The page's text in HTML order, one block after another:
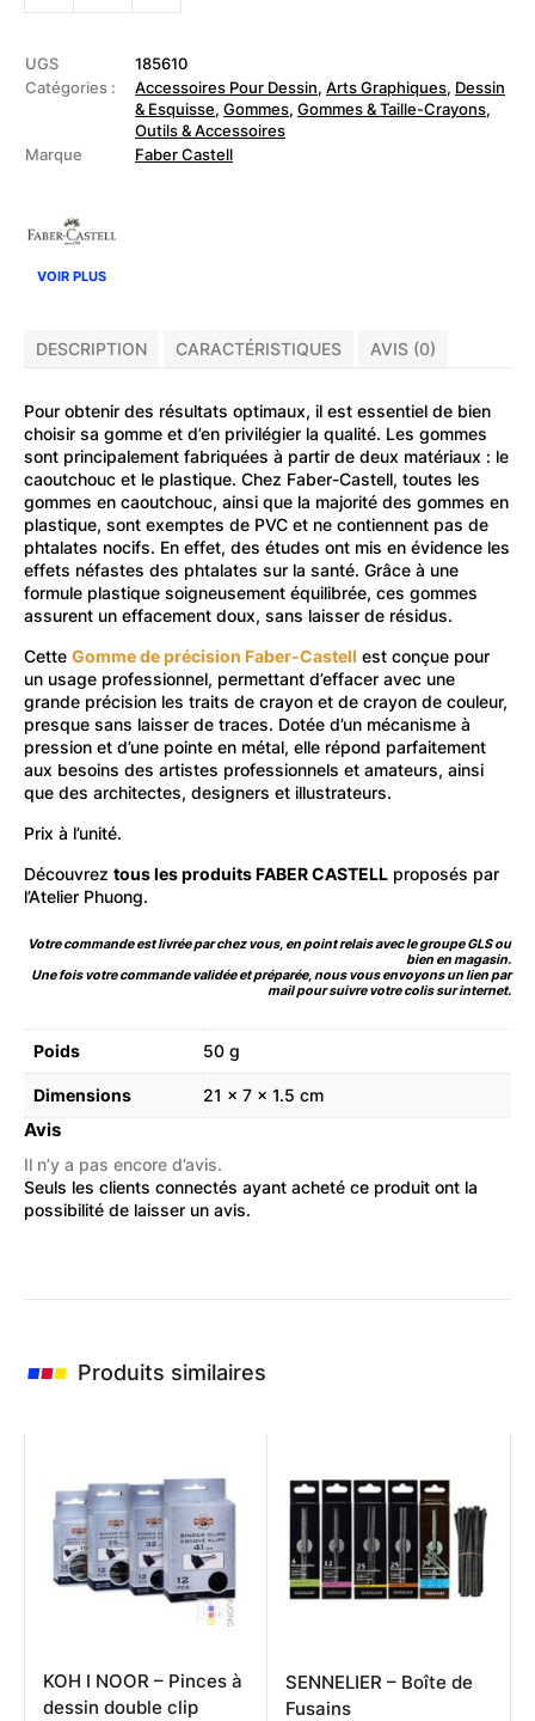
Gomme
de
précision
UGS
185610
Catégories :
Accessoires Pour Dessin, Arts Graphiques, Dessin
& Esquisse, Gommes, Gommes & Taille-Crayons,
Outils & Accessoires
Marque
Faber Castell
VOIR PLUS
DESCRIPTION CARACTÉRISTIQUES AVIS (0)
Pour obtenir des résultats optimaux, il est essentiel de bien
choisir sa gomme et d’en privilégier la qualité. Les gommes
sont principalement fabriquées à partir de deux matériaux : le
caoutchouc et le plastique. Chez Faber-Castell, toutes les
gommes en caoutchouc, ainsi que la majorité des gommes en
plastique, sont exemptes de PVC et ne contiennent pas de
phtalates nocifs. En effet, des études ont mis en évidence les
effets néfastes des phtalates sur la santé. Grâce à une
formule plastique soigneusement équilibrée, ces gommes
assurent un effacement doux, sans laisser de résidus.
Cette Gomme de précision Faber-Castell est conçue pour
un usage professionnel, permettant d’effacer avec une
grande précision les traits de crayon et de crayon de couleur,
presque sans laisser de traces. Dotée d’un mécanisme à
pression et d’une pointe en métal, elle répond parfaitement
aux besoins des artistes professionnels et amateurs, ainsi
que des architectes, designers et illustrateurs.
Prix à l’unité.
Découvrez tous les produits FABER CASTELL proposés par
l’Atelier Phuong.
Votre commande est livrée par chez vous, en point relais avec le groupe GLS ou
bien en magasin.
Une fois votre commande validée et préparée, nous vous envoyons un lien par
mail pour suivre votre colis sur internet.
Poids 50 g
Dimensions 21 × 7 × 1.5 cm
Avis
Il n’y a pas encore d’avis.
Seuls les clients connectés ayant acheté ce produit ont la
possibilité de laisser un avis.
Produits similaires
KOH I NOOR – Pinces à
dessin double clip
SENNELIER – Boîte de
Fusains